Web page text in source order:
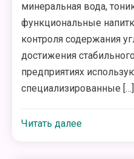
минеральная вода,
функциональные
контроля содержания
достижения
предприятиях
специализированные […]
Читать далее